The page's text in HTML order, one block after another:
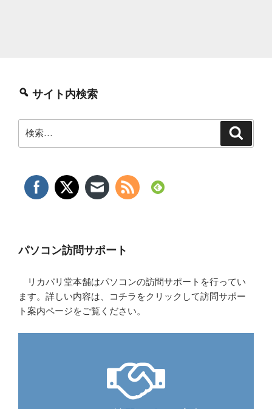
サイト内検索
索:
パソコン訪問サポート
リカバリ堂本舗はパソコンの訪問サポートを行ってい
ます。詳しい内容は、コチラをクリックして訪問サポー
ト案内ページをご覧ください。